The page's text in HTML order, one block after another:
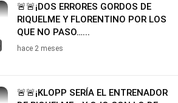
🚨🚨¡DOS ERRORES GORDOS DE
RIQUELME Y FLORENTINO POR LOS
QUE NO PASO…...
hace 2 meses
🚨🚨¡KLOPP SERÍA EL ENTRENADOR